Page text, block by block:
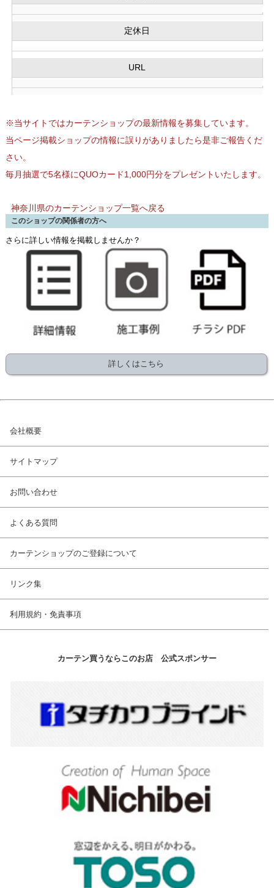
定休日
URL
※当サイトではカーテンショップの最新情報を募集しています。
当ページ掲載ショップの情報に誤りがありましたら是非ご報告くだ
さい。
毎月抽選で5名様にQUOカード1,000円分をプレゼントいたします。
神奈川県のカーテンショップ一覧へ戻る
このショップの関係者の方へ
さらに詳しい情報を掲載しませんか？
詳しくはこちら
会社概要
サイトマップ
お問い合わせ
よくある質問
カーテンショップのご登録について
リンク集
利用規約・免責事項
カーテン買うならこのお店 公式スポンサー